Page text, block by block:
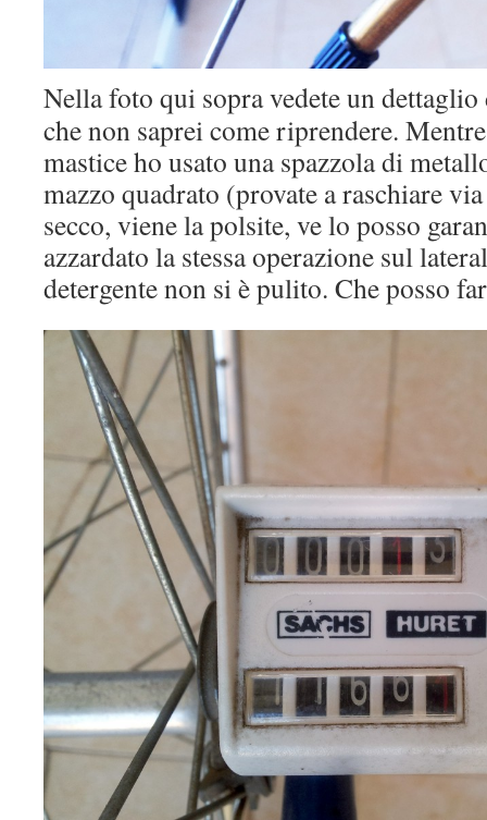
Nella foto qui sopra vedete un
che non saprei come riprendere.
mastice ho usato una spazzola di
mazzo quadrato (provate a raschiare
secco, viene la polsite, ve lo posso
azzardato la stessa operazione sul
detergente non si è pulito. Che posso